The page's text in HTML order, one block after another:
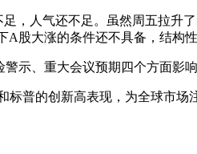
，人气还不足。虽然周五拉
股大涨的条件还不具备，结构性
示、重大会议预期四个方面影
普的创新高表现，为全球市场